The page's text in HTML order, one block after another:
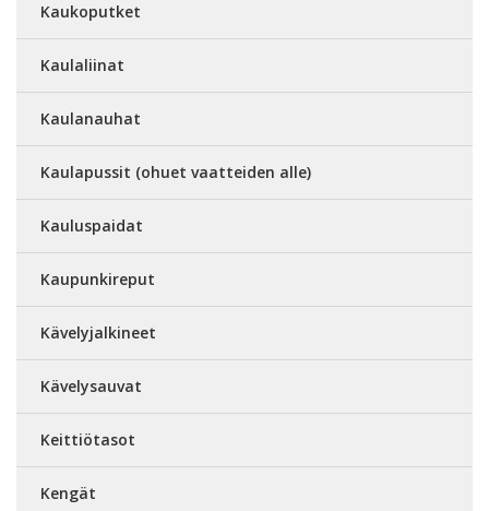
Kaukoputket
Kaulaliinat
Kaulanauhat
Kaulapussit (ohuet vaatteiden alle)
Kauluspaidat
Kaupunkireput
Kävelyjalkineet
Kävelysauvat
Keittiötasot
Kengät